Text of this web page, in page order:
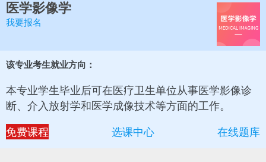
医学影像学
我要报名
该专业考生就业方向：
本专业学生毕业后可在医疗卫生单位从事医学影像诊
断、介入放射学和医学成像技术等方面的工作。
免费课程
选课中心 在线题库